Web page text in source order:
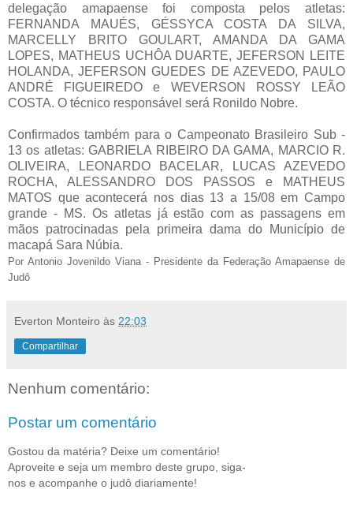
delegação amapaense foi composta pelos atletas:
FERNANDA MAUÉS, GÉSSYCA COSTA DA SILVA,
MARCELLY BRITO GOULART, AMANDA DA GAMA
LOPES, MATHEUS UCHÔA DUARTE, JEFERSON LEITE
HOLANDA, JEFERSON GUEDES DE AZEVEDO, PAULO
ANDRÉ FIGUEIREDO e WEVERSON ROSSY LEÃO
COSTA. O técnico responsável será Ronildo Nobre.
Confirmados também para o Campeonato Brasileiro Sub -
13 os atletas: GABRIELA RIBEIRO DA GAMA, MARCIO R.
OLIVEIRA, LEONARDO BACELAR, LUCAS AZEVEDO
ROCHA, ALESSANDRO DOS PASSOS e MATHEUS
MATOS que acontecerá nos dias 13 a 15/08 em Campo
grande - MS. Os atletas já estão com as passagens em
mãos patrocinadas pela primeira dama do Município de
macapá Sara Núbia.
Por Antonio Jovenildo Viana - Presidente da Federação Amapaense de
Judô
Everton Monteiro às 22:03
Compartilhar
Nenhum comentário:
Postar um comentário
Gostou da matéria? Deixe um comentário!
Aproveite e seja um membro deste grupo, siga-
nos e acompanhe o judô diariamente!